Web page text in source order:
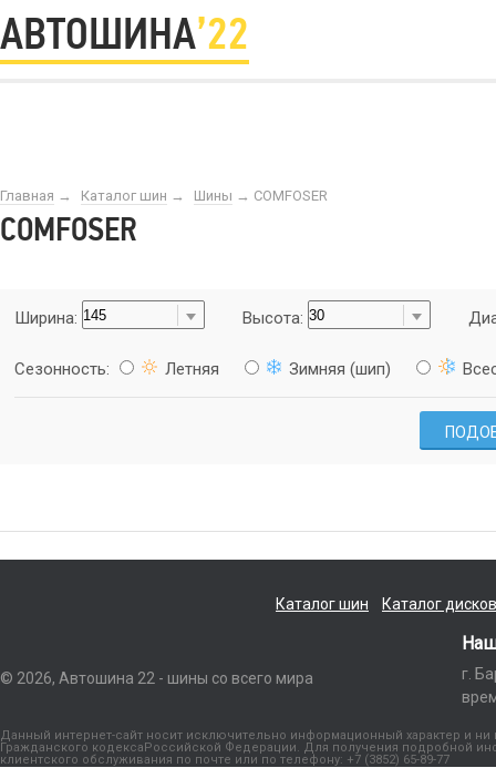
АВТОШИНА’22
Главная → Каталог шин → Шины → COMFOSER
COMFOSER
Ширина: Высота:
Сезонность: Летняя Зимняя (шип)
Каталог шин Каталог дисков
© 2026, Автошина 22 - шины со всего мира
г.
Данный интернет-сайт носит исключительно информационный характер и
Гражданского кодексаРоссийской Федерации. Для получения подробной
клиентского обслуживания по почте или по телефону: +7 (3852) 65-89-77